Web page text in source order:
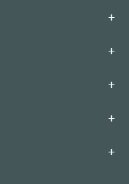
+
+
+
+
+